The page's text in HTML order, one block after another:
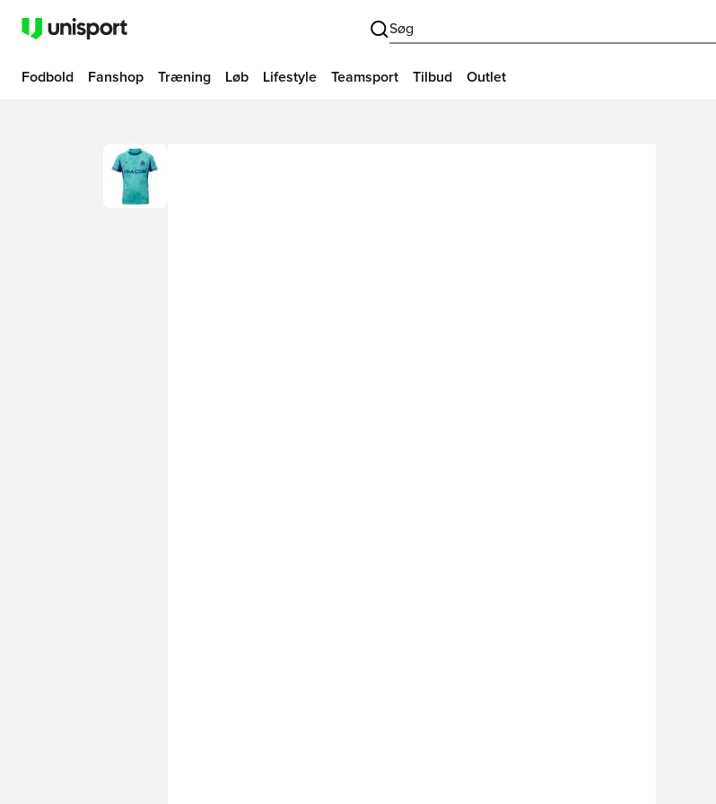
Søg
Fodbold Fanshop Træning Løb Lifestyle Teamsport Tilbud Outlet